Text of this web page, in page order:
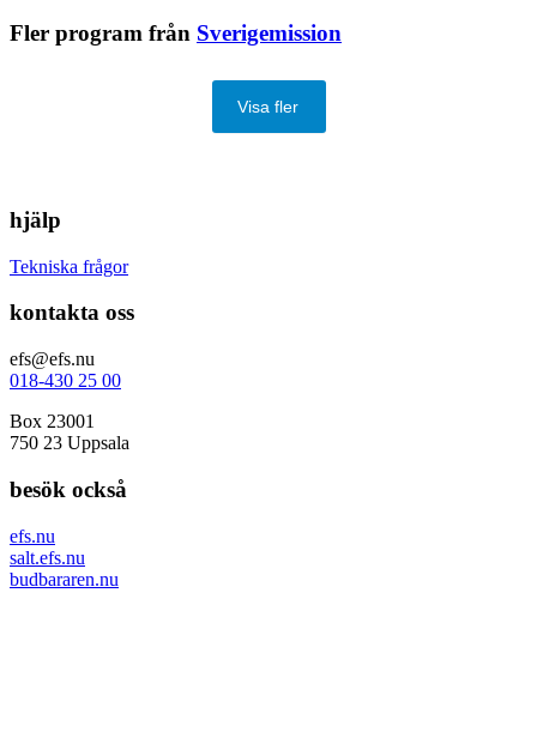
Fler program från Sverigemission
Visa fler
hjälp
Tekniska frågor
kontakta oss
efs@efs.nu
018-430 25 00
Box 23001
750 23 Uppsala
besök också
efs.nu
salt.efs.nu
budbararen.nu